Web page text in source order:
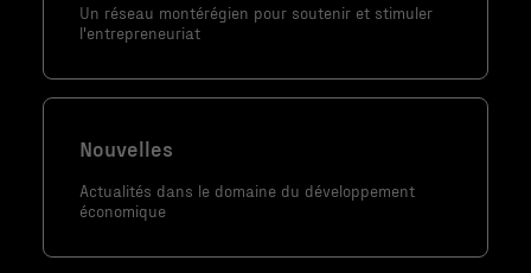
Un réseau montérégien pour soutenir et stimuler
l'entrepreneuriat
Nouvelles
Actualités dans le domaine du développement
économique
puissions
et la
fonction de la